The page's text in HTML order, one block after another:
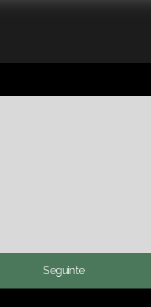
Seguinte